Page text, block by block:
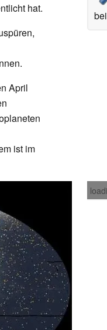
hat.
April
ist im